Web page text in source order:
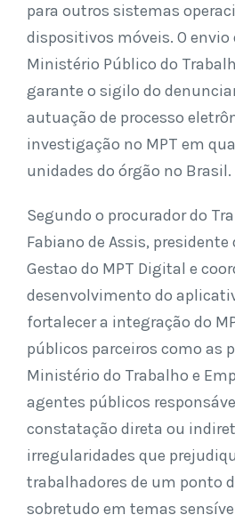
para outros sistemas
dispositivos móveis. O envio
Ministério Público do
garante o sigilo do
autuação de processo
investigação no MPT em
unidades do órgão no Brasil.
Segundo o procurador do
Fabiano de Assis, presidente
Gestao do MPT Digital e
desenvolvimento do
fortalecer a integração do
públicos parceiros como as
Ministério do Trabalho e
agentes públicos
constatação direta ou
irregularidades que
trabalhadores de um ponto
sobretudo em temas